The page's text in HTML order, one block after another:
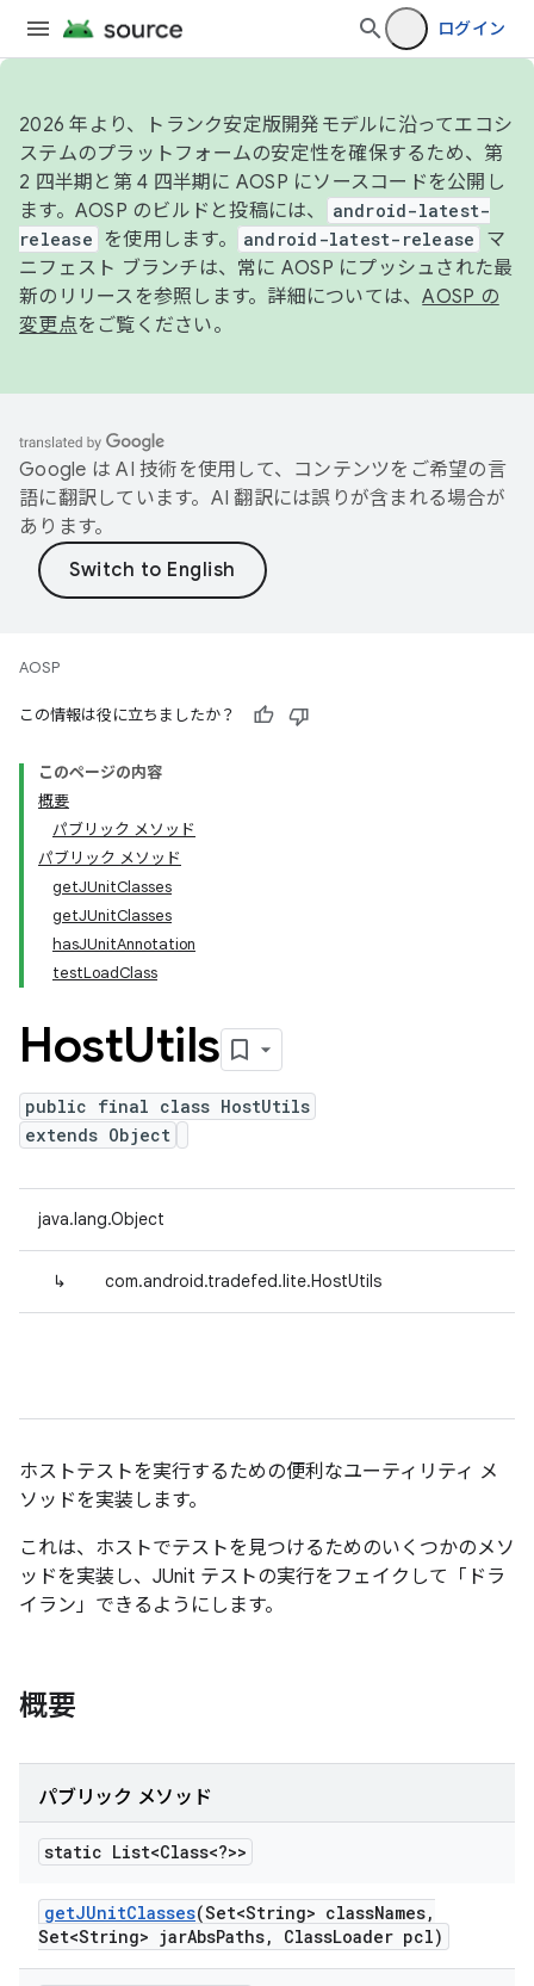
ログイン
2026 年より、トランク安定版開発モデルに沿ってエコシ
ステムのプラットフォームの安定性を確保するため、第
2 四半期と第 4 四半期に AOSP にソースコードを公開し
ます。AOSP のビルドと投稿には、
android-latest-
release
を使用します。 android-latest-release
マ
ニフェスト ブランチは、常に AOSP にプッシュされた最
新のリリースを参照します。詳細については、AOSP の
変更点をご覧ください。
Google は AI 技術を使用して、コンテンツをご希望の言
語に翻訳しています。AI 翻訳には誤りが含まれる場合が
あります。
AOSP
この情報は役に立ちましたか？
このページの内容
概要
パブリック メソッド
パブリック メソッド
getJUnitClasses
getJUnitClasses
hasJUnitAnnotation
testLoadClass
HostUtils
public final class HostUtils
extends Object
java.lang.Object
↳ com.android.tradefed.lite.HostUtils
ホストテストを実行するための便利なユーティリティ メ
ソッドを実装します。
これは、ホストでテストを見つけるためのいくつかのメソ
ッドを実装し、JUnit テストの実行をフェイクして「ドラ
イラン」できるようにします。
概要
パブリック メソッド
static List<Class<?>>
getJUnitClasses(Set<String> classNames,
Set<String> jarAbsPaths, ClassLoader pcl)